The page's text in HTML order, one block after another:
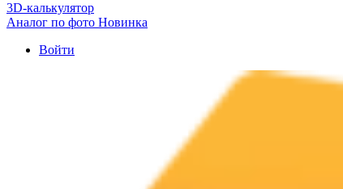
3D-калькулятор
Аналог по фото Новинка
Войти